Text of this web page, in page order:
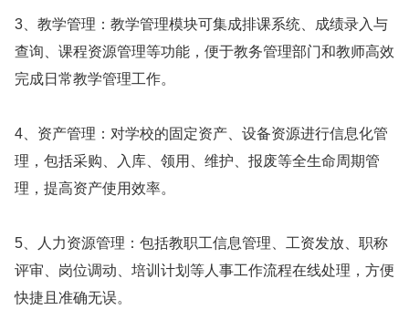
3、教学管理：教学管理模块可集成排课系统、成绩录入与
查询、课程资源管理等功能，便于教务管理部门和教师高效
完成日常教学管理工作。
4、资产管理：对学校的固定资产、设备资源进行信息化管
理，包括采购、入库、领用、维护、报废等全生命周期管
理，提高资产使用效率。
5、人力资源管理：包括教职工信息管理、工资发放、职称
评审、岗位调动、培训计划等人事工作流程在线处理，方便
快捷且准确无误。